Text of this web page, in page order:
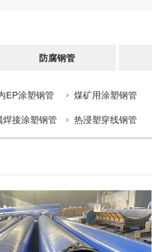
EP涂塑钢管 煤矿用涂塑钢管
焊接涂塑钢管 热浸塑穿线钢管
防腐钢管